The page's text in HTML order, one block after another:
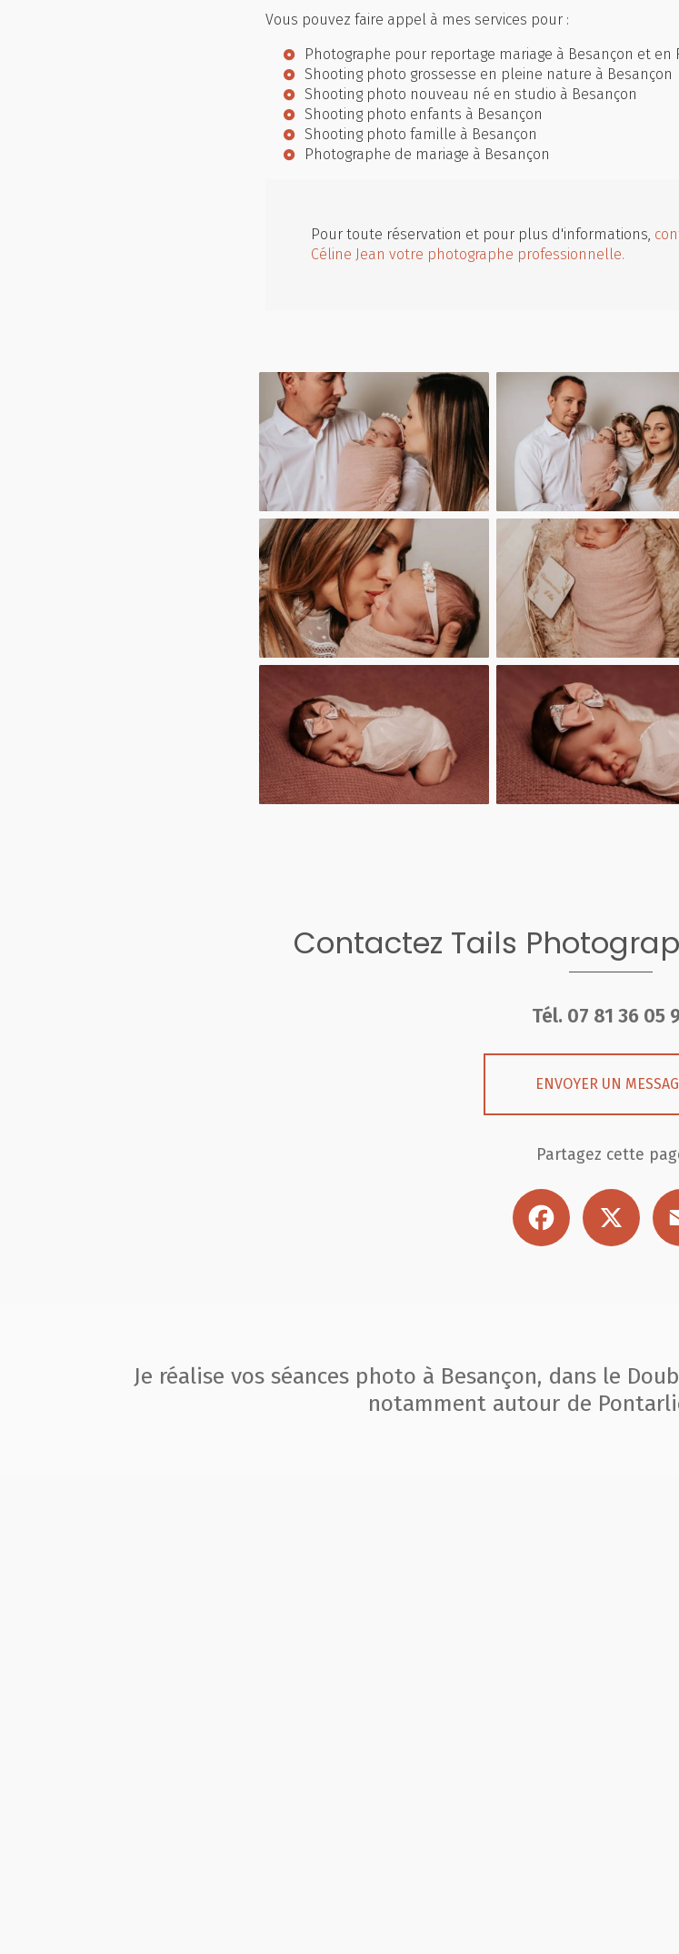
Vous pouvez faire appel à mes services pour :
Photographe pour reportage mariage à Besançon et en
Shooting photo grossesse en pleine nature à Besançon
Shooting photo nouveau né en studio à Besançon
Shooting photo enfants à Besançon
Shooting photo famille à Besançon
Photographe de mariage à Besançon
Pour toute réservation et pour plus d'informations,
Céline Jean votre photographe professionnelle.
Contactez Tails
Tél. 07 81 36 05
ENVOYER UN
Partagez cette
Facebook
Je réalise vos séances photo à Besançon, dans le
notamment autour de